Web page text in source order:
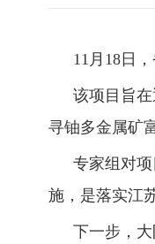
11月18日
该项目旨
寻铀多金属矿
专家组对
施，是落实江
下一步，